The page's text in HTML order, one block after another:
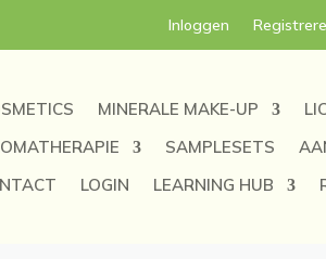
Inloggen
MINERALE MAKE-UP
SAMPLESETS
LOGIN LEARNING HUB